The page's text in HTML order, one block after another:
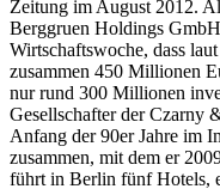
Zeitung im August 2012.
Berggruen Holdings
Wirtschaftswoche, dass
zusammen 450 Millionen
nur rund 300 Millionen
Gesellschafter der Czarny
Anfang der 90er Jahre im
zusammen, mit dem er
führt in Berlin fünf Hotels,